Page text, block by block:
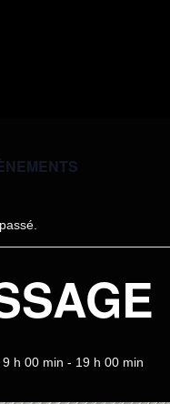
h 00 min - 19 h 00 min